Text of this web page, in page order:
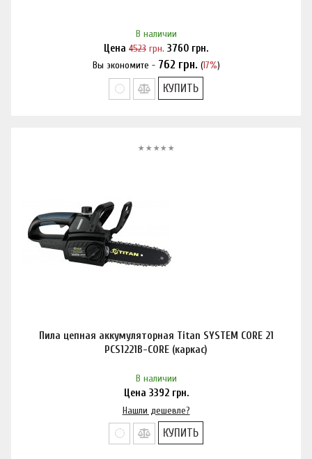
В наличии
Цена 4523 грн. 3760 грн.
Вы экономите - 762 грн. (17%)
Нашли дешевле?
КУПИТЬ
Пила цепная аккумуляторная Titan SYSTEM CORE 21
PCS1221B-CORE (каркас)
В наличии
Цена 3392грн.
Нашли дешевле?
КУПИТЬ